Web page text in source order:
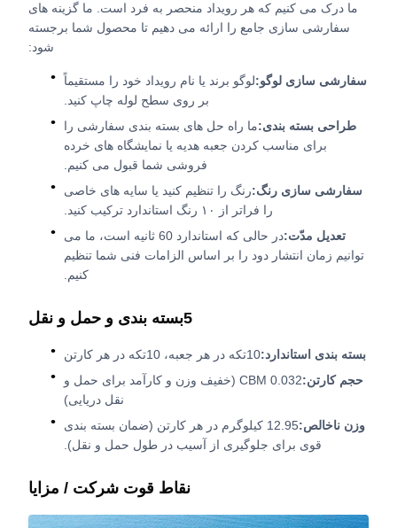
ما درک می کنیم که هر رویداد منحصر به فرد است. ما گزینه های
سفارشی سازی جامع را ارائه می دهیم تا محصول شما برجسته
شود:
سفارشی سازی لوگو:لوگو برند یا نام رویداد خود را مستقیماً
بر روی سطح لوله چاپ کنید.
طراحی بسته بندی:ما راه حل های بسته بندی سفارشی را
برای مناسب کردن جعبه هدیه یا نمایشگاه های خرده
فروشی شما قبول می کنیم.
سفارشی سازی رنگ:رنگ را تنظیم کنید یا سایه های خاصی
را فراتر از ۱۰ رنگ استاندارد ترکیب کنید.
تعديل مدّت:
در حالی که استاندارد 60 ثانیه است، ما می
توانیم زمان انتشار دود را بر اساس الزامات فنی شما تنظیم
کنیم.
5بسته بندی و حمل و نقل
بسته بندی استاندارد:10تکه در هر جعبه، 10تکه در هر کارتن
حجم کارتن:
0.032 CBM (خفیف وزن و کارآمد برای حمل و
نقل دریایی)
وزن ناخالص:
12.95 کیلوگرم در هر کارتن (ضمان بسته بندی
قوی برای جلوگیری از آسیب در طول حمل و نقل).
نقاط قوت شرکت / مزایا